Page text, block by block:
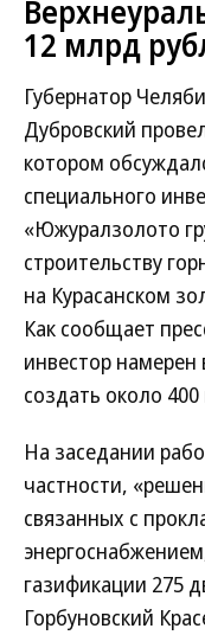
12 млрд
Губернатор
Дубровский
котором
специального
«Южуралзолото
строительству
на Курасанском
Как сообщает
инвестор
создать около
На заседании
частности,
связанных с
газификации 275
Горбуновский